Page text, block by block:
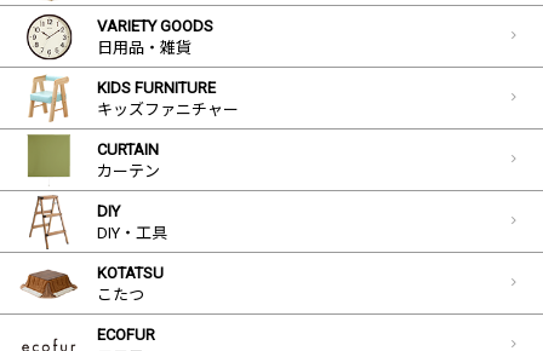
VARIETY GOODS
日用品・雑貨
KIDS FURNITURE
キッズファニチャー
CURTAIN
カーテン
DIY
DIY・工具
KOTATSU
こたつ
ECOFUR